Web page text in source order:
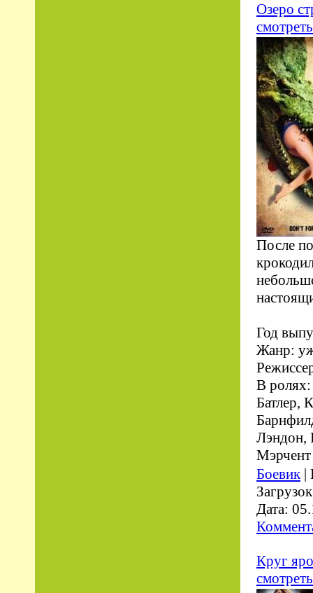
Озеро
После
Год
Жанр:
В
Батлер,
Лэндон,
Мэрчент
Боевик|
Дата:
Круг